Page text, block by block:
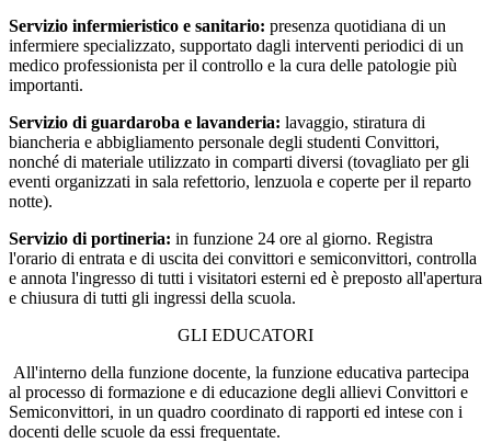
Servizio infermieristico e sanitario: presenza quotidiana di un
infermiere specializzato, supportato dagli interventi periodici di un
medico professionista per il controllo e la cura delle patologie più
importanti.
Servizio di guardaroba e lavanderia: lavaggio, stiratura di
biancheria e abbigliamento personale degli studenti Convittori,
nonché di materiale utilizzato in comparti diversi (tovagliato per gli
eventi organizzati in sala refettorio, lenzuola e coperte per il reparto
notte).
Servizio di portineria: in funzione 24 ore al giorno. Registra
l'orario di entrata e di uscita dei convittori e semiconvittori, controlla
e annota l'ingresso di tutti i visitatori esterni ed è preposto all'apertura
e chiusura di tutti gli ingressi della scuola.
GLI EDUCATORI
All'interno della funzione docente, la funzione educativa partecipa
al processo di formazione e di educazione degli allievi Convittori e
Semiconvittori, in un quadro coordinato di rapporti ed intese con i
docenti delle scuole da essi frequentate.